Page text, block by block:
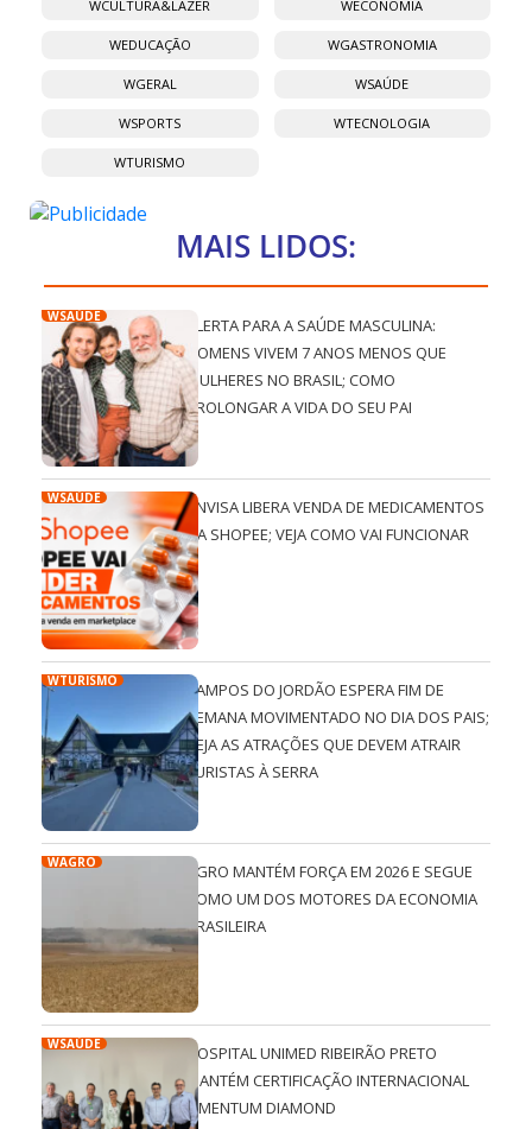
WCULTURA&LAZER WECONOMIA
WEDUCAÇÃO WGASTRONOMIA
WGERAL WSAÚDE
WSPORTS WTECNOLOGIA
WTURISMO
MAIS LIDOS:
WSAÚDE
ALERTA PARA A SAÚDE MASCULINA:
HOMENS VIVEM 7 ANOS MENOS QUE
MULHERES NO BRASIL; COMO
PROLONGAR A VIDA DO SEU PAI
WSAÚDE
ANVISA LIBERA VENDA DE MEDICAMENTOS
NA SHOPEE; VEJA COMO VAI FUNCIONAR
WTURISMO
CAMPOS DO JORDÃO ESPERA FIM DE
SEMANA MOVIMENTADO NO DIA DOS PAIS;
VEJA AS ATRAÇÕES QUE DEVEM ATRAIR
TURISTAS À SERRA
WAGRO
AGRO MANTÉM FORÇA EM 2026 E SEGUE
COMO UM DOS MOTORES DA ECONOMIA
BRASILEIRA
WSAÚDE
HOSPITAL UNIMED RIBEIRÃO PRETO
MANTÉM CERTIFICAÇÃO INTERNACIONAL
QMENTUM DIAMOND